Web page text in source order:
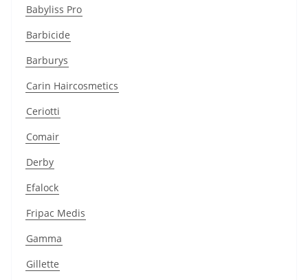
Babyliss Pro
Barbicide
Barburys
Carin Haircosmetics
Ceriotti
Comair
Derby
Efalock
Fripac Medis
Gamma
Gillette